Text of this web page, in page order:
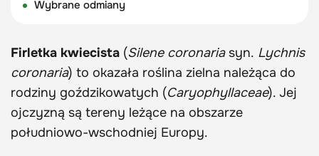
Wybrane odmiany
Firletka kwiecista (Silene coronariasyn. Lychnis
coronaria) to okazała roślina zielna należąca do
rodziny goździkowatych (Caryophyllaceae). Jej
ojczyzną są tereny leżące na obszarze
południowo-wschodniej Europy.